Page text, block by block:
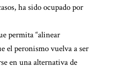
ha sido ocupado por
permita “alinear
el peronismo vuelva a ser
en una alternativa de